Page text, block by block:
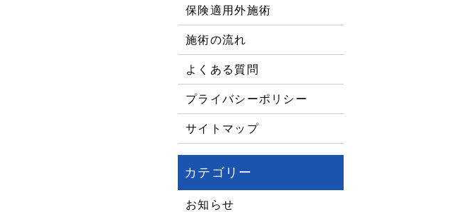
保険適用外施術
施術の流れ
よくある質問
プライバシーポリシー
サイトマップ
お知らせ